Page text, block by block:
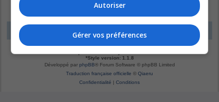
LE DOMAINE BLEU UTC-04:00
*Original byChristian 2.0
*Style version: 1.1.8
Développé par phpBB® Forum Software © phpBB Limited
Traduction française officielle © Qiaeru
Confidentialité | Conditions
Autoriser
Gérer vos préférences